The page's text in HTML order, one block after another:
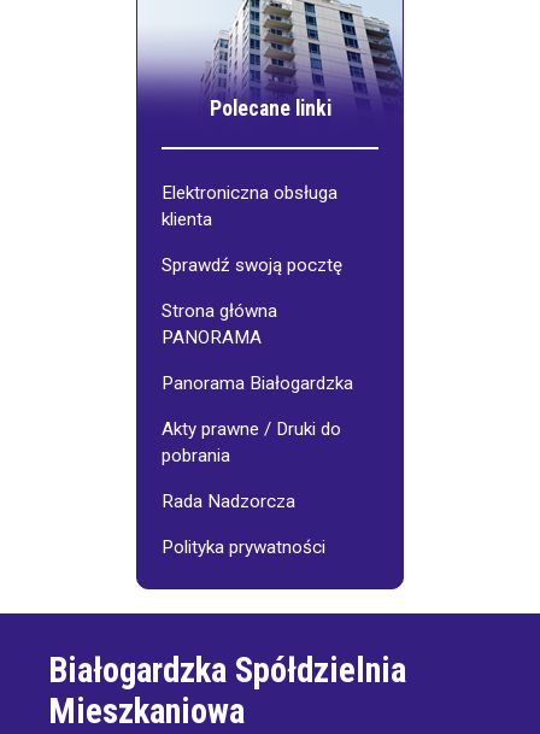
Polecane linki
Elektroniczna obsługa
klienta
Sprawdź swoją pocztę
Strona główna
PANORAMA
Panorama Białogardzka
Akty prawne / Druki do
pobrania
Rada Nadzorcza
Polityka prywatności
Białogardzka Spółdzielnia
Mieszkaniowa